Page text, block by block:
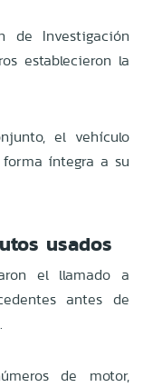
de Investigación
establecieron la
el vehículo
íntegra a su
usados
el llamado a
antes de
de motor,